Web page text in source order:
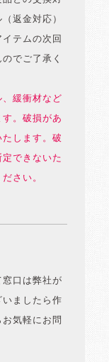
返金対応）
テムの次回
でご了承く
緩衝材など
。破損があ
します。破
できないた
さい。
口は弊社が
ましたら作
気軽にお問